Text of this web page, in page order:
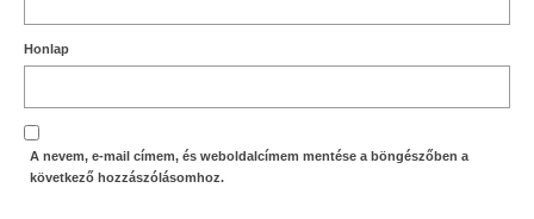
Honlap
A nevem, e-mail címem, és weboldalcímem mentése a böngészőben a
következő hozzászólásomhoz.